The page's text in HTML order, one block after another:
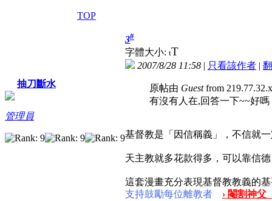
TOP
抽刀斷水
管理員
3#
字體大小: tT
2007/8/28 11:58 | 只看該作者 |
原帖由 Guestfrom
有沒有人在,回答一下~~好嗎
基督教是「因信稱義」，不信就
天主教就多花款得多，可以靠信
這套漫畫充分表現基督教教義的
支持鼓勵每位離教者
› 閹割神